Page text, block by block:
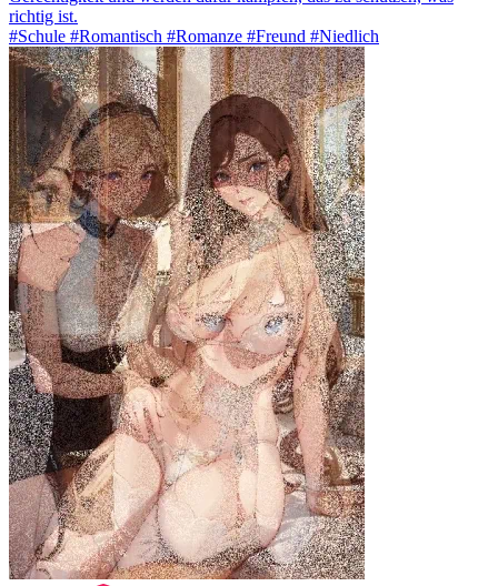
richtig ist.
#Schule #Romantisch #Romanze #Freund #Niedlich